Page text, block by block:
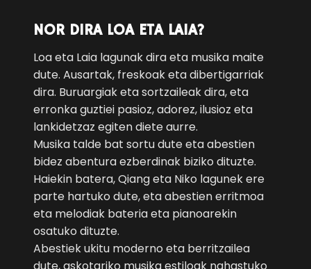
NOR DIRA LOA ETA LAIA?
Loa eta Laia lagunak dira eta musika maite
dute. Ausartak, freskoak eta dibertigarriak
dira. Buruargiak eta sortzaileak dira, eta
erronka guztiei pasioz, adorez, ilusioz eta
lankidetzaz egiten diete aurre.
Musika talde bat sortu dute eta abestien
bidez abentura ezberdinak biziko dituzte.
Haiekin batera, Qiang eta Niko lagunek ere
parte hartuko dute, eta abestien erritmoa
eta melodiak bateria eta pianoarekin
osatuko dituzte.
Abestiek ukitu moderno eta berritzailea